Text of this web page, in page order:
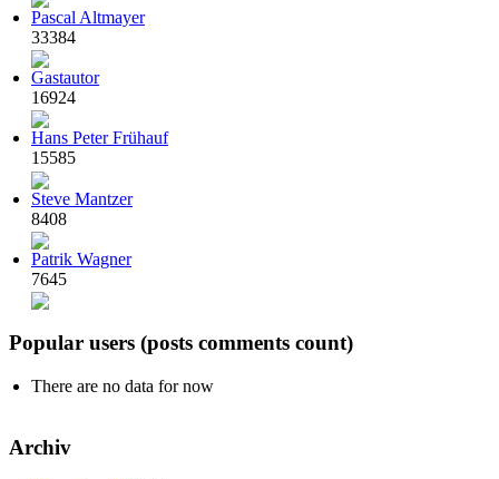
Pascal Altmayer
33384
Gastautor
16924
Hans Peter Frühauf
15585
Steve Mantzer
8408
Patrik Wagner
7645
Popular users (posts comments count)
There are no data for now
Archiv